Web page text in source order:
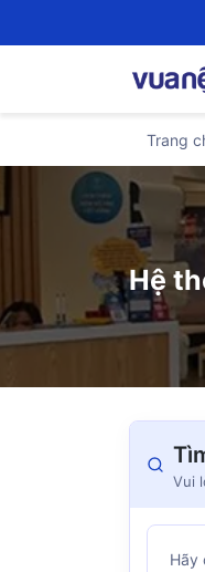
Trang
Hệ
Vui
Hãy